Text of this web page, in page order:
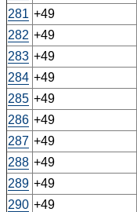
281 +49
282 +49
283 +49
284 +49
285 +49
286 +49
287 +49
288 +49
289 +49
290 +49